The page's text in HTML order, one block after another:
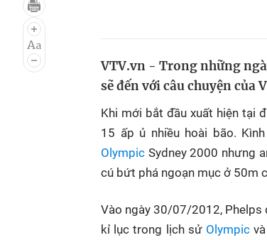
VTV.vn - Trong những
sẽ đến với câu chuyện
Khi mới bắt đầu xuất hiện tại
15 ấp ủ nhiều hoài bão.
Olympic Sydney 2000 nhưng
cú bứt phá ngoạn mục ở 50m
Vào ngày 30/07/2012, Phelps
kỉ lục trong lịch sử Olympic